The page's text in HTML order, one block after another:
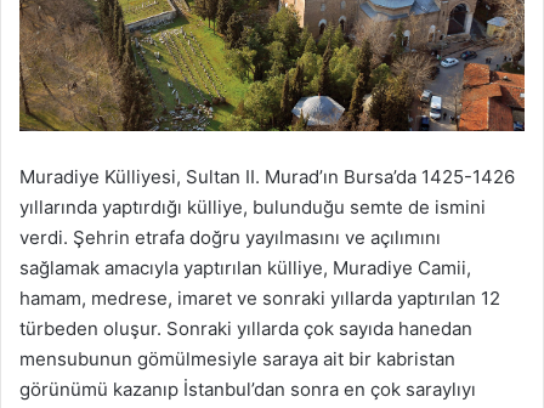
Muradiye Külliyesi, Sultan II. Murad’ın Bursa’da 1425-1426
yıllarında yaptırdığı külliye, bulunduğu semte de ismini
verdi. Şehrin etrafa doğru yayılmasını ve açılımını
sağlamak amacıyla yaptırılan külliye, Muradiye Camii,
hamam, medrese, imaret ve sonraki yıllarda yaptırılan 12
türbeden oluşur. Sonraki yıllarda çok sayıda hanedan
mensubunun gömülmesiyle saraya ait bir kabristan
görünümü kazanıp İstanbul’dan sonra en çok saraylıyı